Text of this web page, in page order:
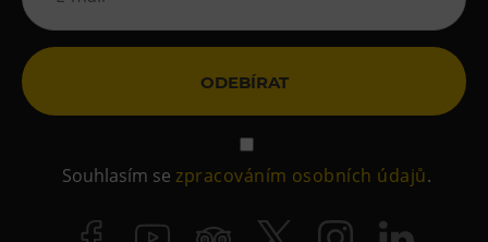
ODEBÍRAT
Souhlasím sezpracováním osobních údajů.